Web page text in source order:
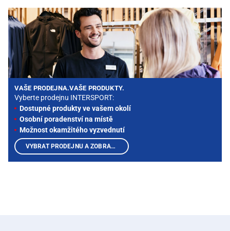
VAŠE PRODEJNA.VAŠE PRODUKTY.
Vyberte prodejnu INTERSPORT:
Dostupné produkty ve vašem okolí
Osobní poradenství na místě
Možnost okamžitého vyzvednutí
VYBRAT PRODEJNU A ZOBRAZIT PRODUKTY